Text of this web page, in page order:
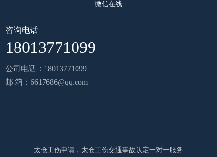
微信在线
咨询电话
18013771099
公司电话：18013771099
邮 箱：6617686@qq.com
太仓工伤申请，太仓工伤交通事故认定一对一服务